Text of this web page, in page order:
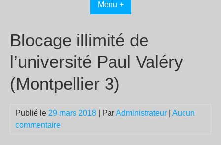
Menu +
Blocage illimité de
l’université Paul Valéry
(Montpellier 3)
Publié le 29 mars 2018 | ParAdministrateur
Aucun
commentaire